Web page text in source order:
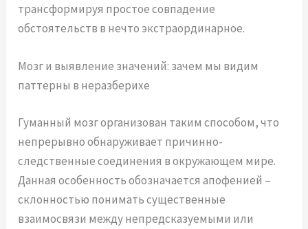
трансформируя простое совпадение
обстоятельств в нечто экстраординарное.
Мозг и выявление значений: зачем мы видим
паттерны в неразберихе
Гуманный мозг организован таким способом, что
непрерывно обнаруживает причинно-
следственные соединения в окружающем мире.
Данная особенность обозначается апофенией –
склонностью понимать существенные
взаимосвязи между непредсказуемыми или